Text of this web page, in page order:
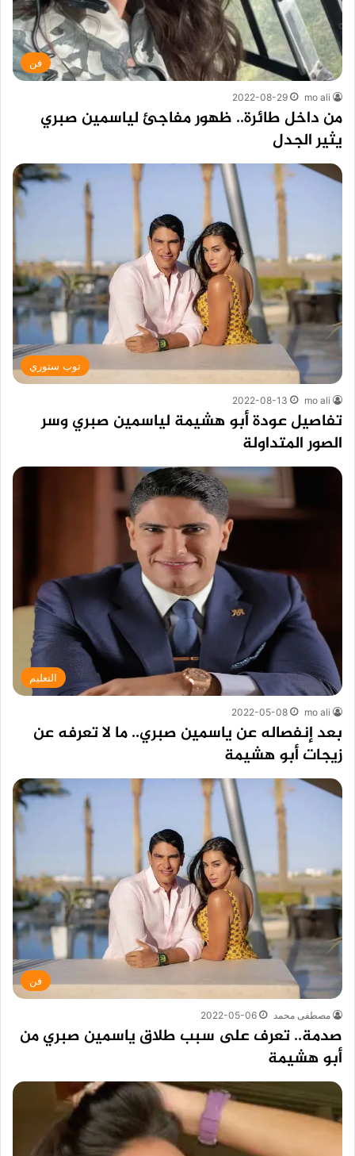
فن
mo ali
2022-08-29
من داخل طائرة.. ظهور مفاجئ لياسمين صبري
يثير الجدل
توب ستوري
mo ali
2022-08-13
تفاصيل عودة أبو هشيمة لياسمين صبري وسر
الصور المتداولة
التعليم
mo ali
2022-05-08
بعد إنفصاله عن ياسمين صبري.. ما لا تعرفه عن
زيجات أبو هشيمة
فن
مصطفى محمد 2022-05-06
صدمة.. تعرف على سبب طلاق ياسمين صبري من
أبو هشيمة